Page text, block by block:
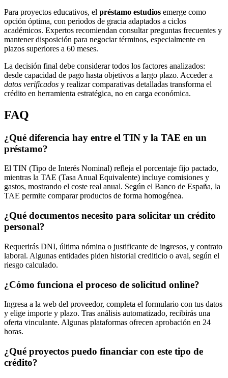
Para proyectos educativos, el préstamo estudios emerge como
opción óptima, con periodos de gracia adaptados a ciclos
académicos. Expertos recomiendan consultar preguntas frecuentes y
mantener disposición para negociar términos, especialmente en
plazos superiores a 60 meses.
La decisión final debe considerar todos los factores analizados:
desde capacidad de pago hasta objetivos a largo plazo. Acceder a
datos verificados y realizar comparativas detalladas transforma el
crédito en herramienta estratégica, no en carga económica.
FAQ
¿Qué diferencia hay entre el TIN y la TAE en un
préstamo?
El TIN (Tipo de Interés Nominal) refleja el porcentaje fijo pactado,
mientras la TAE (Tasa Anual Equivalente) incluye comisiones y
gastos, mostrando el coste real anual. Según el Banco de España, la
TAE permite comparar productos de forma homogénea.
¿Qué documentos necesito para solicitar un crédito
personal?
Requerirás DNI, última nómina o justificante de ingresos, y contrato
laboral. Algunas entidades piden historial crediticio o aval, según el
riesgo calculado.
¿Cómo funciona el proceso de solicitud online?
Ingresa a la web del proveedor, completa el formulario con tus datos
y elige importe y plazo. Tras análisis automatizado, recibirás una
oferta vinculante. Algunas plataformas ofrecen aprobación en 24
horas.
¿Qué proyectos puedo financiar con este tipo de
crédito?